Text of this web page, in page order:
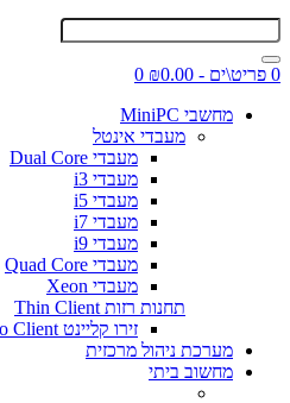
0 פריט\ים - ₪0.00
0
מחשבי MiniPC
מעבדי אינטל
מעבדי Dual Core
מעבדי i3
מעבדי i5
מעבדי i7
מעבדי i9
מעבדי Quad Core
מעבדי Xeon
תחנות רזות Thin Client
זירו קליינט Zero Client
מערכת ניהול מרכזית
מחשוב ביתי